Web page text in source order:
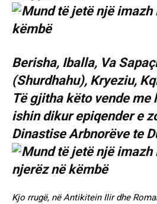
Berisha, Iballa, Va
(Shurdhahu), Kryeziu,
Të gjitha këto vende me
ishin dikur epiqender e
Dinastise Arbnorëve te
Kjo rrugë, në Antikitein Ilir dhe